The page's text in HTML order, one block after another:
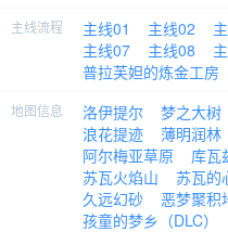
主线流程 主线01 主线02
主线07
主线08
普拉芙妲的炼金工房
地图信息 洛伊提尔 梦之大树
浪花提迹
薄明润林
阿尔梅亚草原
库瓦
苏瓦火焰山
苏瓦的
久远幻砂
恶梦聚积
孩童的梦乡（DLC）